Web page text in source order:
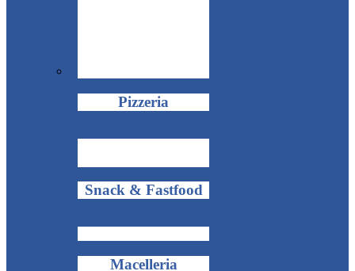
Pizzeria
Snack & Fastfood
Macelleria